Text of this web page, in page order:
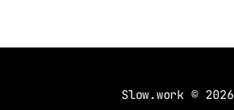
Slow.work© 2026